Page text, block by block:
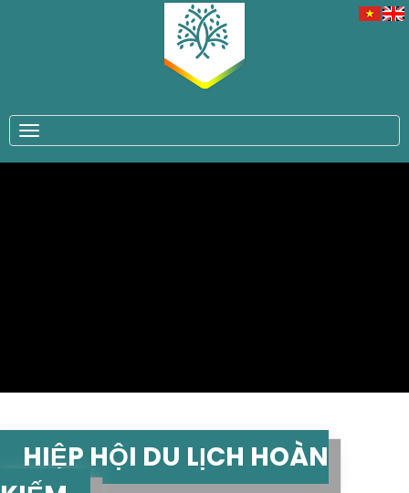
HIỆP HỘI DU LỊCH HOÀN